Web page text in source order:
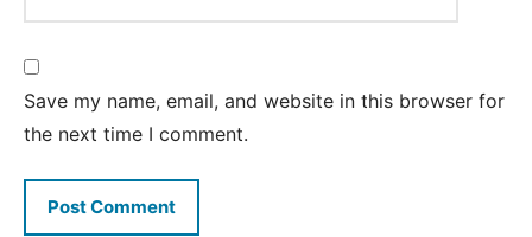
Save my name, email, and website in this browser for
the next time I comment.